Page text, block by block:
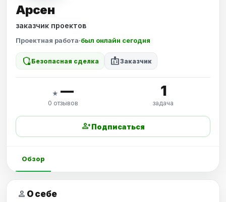
Арсен
заказчик проектов
Проектная работа·был онлайн сегодня
shield_locked Безопасная сделка badgeЗаказчик
★ —
0 отзывов
1
задача
person_addПодписаться
Обзор
person О себе